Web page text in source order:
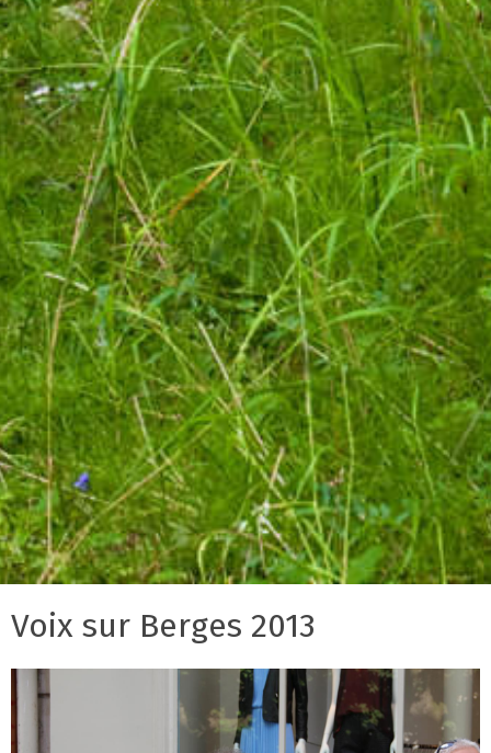
Voix sur Berges 2013